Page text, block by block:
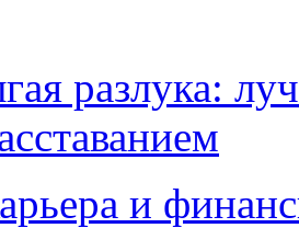
разлука:
и